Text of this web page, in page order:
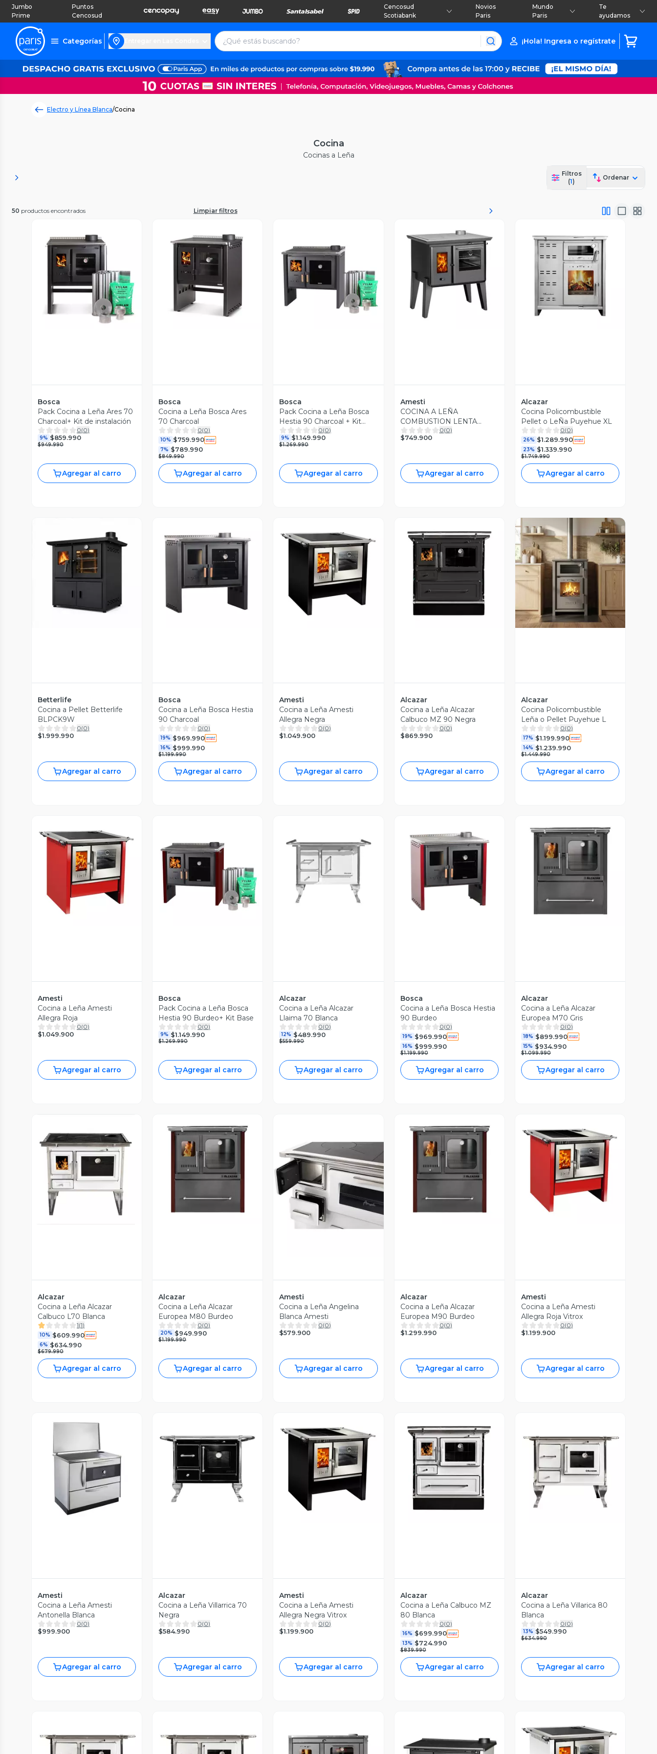
Jumbo
Prime
Puntos
Cencosud
Cencosud
Scotiabank
Novios
Paris
Mundo
Paris
Te
ayudamos
Categorías ¡Hola! Ingresa o regístrate
Electro y Línea Blanca/Cocina
Cocina
Cocinas a Leña
Filtros
(1)
Ordenar
50 productos encontrados Limpiar filtros
Vista Previa
Bosca
Pack Cocina a Leña Ares 70
Charcoal+ Kit de instalación
0(0)
9% $859.990
$949.990
Agregar al carro
Vista Previa
Bosca
Cocina a Leña Bosca Ares
70 Charcoal
0(0)
10% $759.990
7% $789.990
$849.990
Agregar al carro
Vista Previa
Bosca
Pack Cocina a Leña Bosca
Hestia 90 Charcoal + Kit
Base
0(0)
9% $1.149.990
$1.269.990
Agregar al carro
Vista Previa
Amesti
COCINA A LEÑA
COMBUSTION LENTA
ALMA
0(0)
$749.900
Agregar al carro
Vista Previa
Alcazar
Cocina Policombustible
Pellet o LeÑa Puyehue XL
0(0)
26% $1.289.990
23% $1.339.990
$1.749.990
Agregar al carro
Vista Previa
Betterlife
Cocina a Pellet Betterlife
BLPCK9W
0(0)
$1.999.990
Agregar al carro
Vista Previa
Bosca
Cocina a Leña Bosca Hestia
90 Charcoal
0(0)
19% $969.990
16% $999.990
$1.199.990
Agregar al carro
Vista Previa
Amesti
Cocina a Leña Amesti
Allegra Negra
0(0)
$1.049.900
Agregar al carro
Vista Previa
Alcazar
Cocina a Leña Alcazar
Calbuco MZ 90 Negra
0(0)
$869.990
Agregar al carro
Vista Previa
Alcazar
Cocina Policombustible
Leña o Pellet Puyehue L
0(0)
17% $1.199.990
14% $1.239.990
$1.449.990
Agregar al carro
Vista Previa
Amesti
Cocina a Leña Amesti
Allegra Roja
0(0)
$1.049.900
Agregar al carro
Vista Previa
Bosca
Pack Cocina a Leña Bosca
Hestia 90 Burdeo+ Kit Base
0(0)
9% $1.149.990
$1.269.990
Agregar al carro
Vista Previa
Alcazar
Cocina a Leña Alcazar
Llaima 70 Blanca
0(0)
12% $489.990
$559.990
Agregar al carro
Vista Previa
Bosca
Cocina a Leña Bosca Hestia
90 Burdeo
0(0)
19% $969.990
16% $999.990
$1.199.990
Agregar al carro
Vista Previa
Alcazar
Cocina a Leña Alcazar
Europea M70 Gris
0(0)
18% $899.990
15% $934.990
$1.099.990
Agregar al carro
Vista Previa
Alcazar
Cocina a Leña Alcazar
Calbuco L70 Blanca
1(1)
10% $609.990
6% $634.990
$679.990
Agregar al carro
Vista Previa
Alcazar
Cocina a Leña Alcazar
Europea M80 Burdeo
0(0)
20% $949.990
$1.199.990
Agregar al carro
Vista Previa
Amesti
Cocina a Leña Angelina
Blanca Amesti
0(0)
$579.900
Agregar al carro
Vista Previa
Alcazar
Cocina a Leña Alcazar
Europea M90 Burdeo
0(0)
$1.299.990
Agregar al carro
Vista Previa
Amesti
Cocina a Leña Amesti
Allegra Roja Vitrox
0(0)
$1.199.900
Agregar al carro
Vista Previa
Amesti
Cocina a Leña Amesti
Antonella Blanca
0(0)
$999.900
Agregar al carro
Vista Previa
Alcazar
Cocina a Leña Villarrica 70
Negra
0(0)
$584.990
Agregar al carro
Vista Previa
Amesti
Cocina a Leña Amesti
Allegra Negra Vitrox
0(0)
$1.199.900
Agregar al carro
Vista Previa
Alcazar
Cocina a Leña Calbuco MZ
80 Blanca
0(0)
16% $699.990
13% $724.990
$839.990
Agregar al carro
Vista Previa
Alcazar
Cocina a Leña Villarica 80
Blanca
0(0)
13% $549.990
$634.990
Agregar al carro